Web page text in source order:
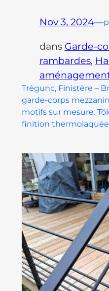
Nov 3, 2024—
dans Garde-
rambardes,
Trégunc, Finistère –
garde-corps
motifs sur mesure.
finition thermolaquée